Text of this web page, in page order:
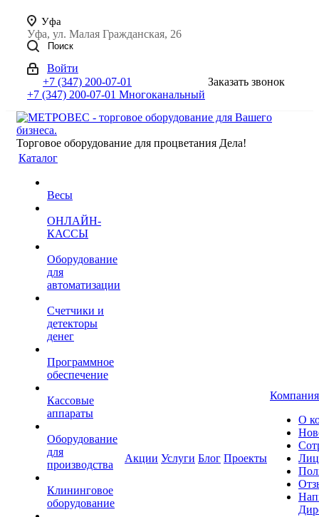
Уфа
Уфа, ул. Малая Гражданская, 26
Поиск
Войти
+7 (347) 200-07-01
+7 (347) 200-07-01 Многоканальный
Заказать звонок
Торговое оборудование для процветания Дела!
Каталог
Весы
ОНЛАЙН-
КАССЫ
Оборудование
для
автоматизации
Счетчики и
детекторы
денег
Программное
обеспечение
Кассовые
аппараты
Оборудование
для
производства
Клининговое
оборудование
Акции Услуги Блог Проекты
Компания
О